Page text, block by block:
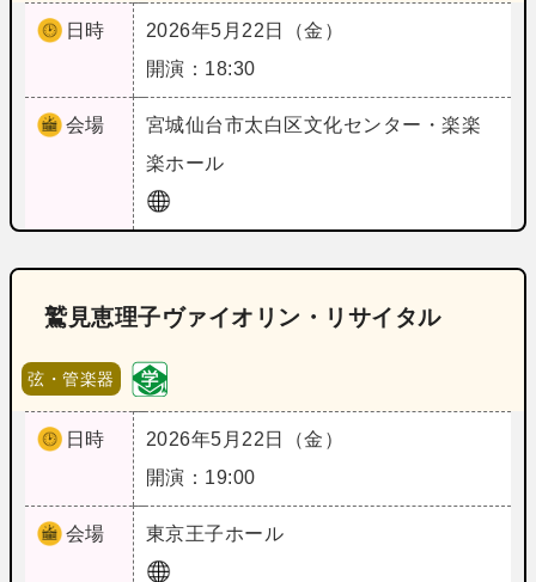
日時
2026年5月22日（金）
開演：18:30
会場 宮城仙台市太白区文化センター・楽楽
楽ホール
鷲見恵理子ヴァイオリン・リサイタル
弦・管楽器
日時
2026年5月22日（金）
開演：19:00
会場 東京王子ホール